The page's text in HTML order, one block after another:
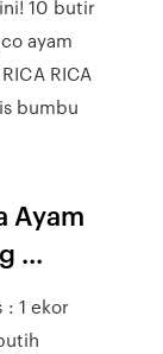
10 butir
ayam
RICA
bumbu
Ayam
...
: 1 ekor